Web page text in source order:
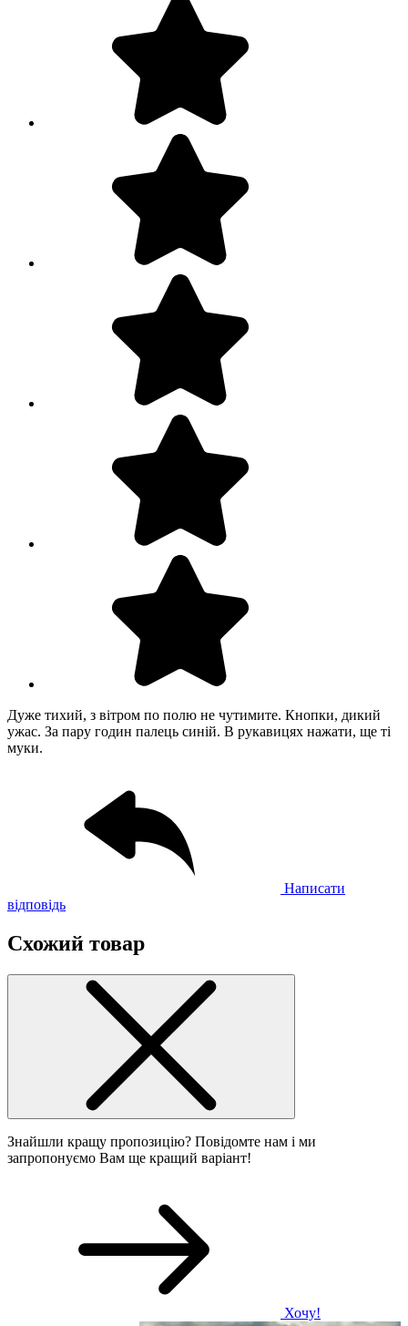
Дуже тихий, з вітром по полю не чутимите. Кнопки, дикий
ужас. За пару годин палець синій. В рукавицях нажати, ще ті
муки.
Написати
відповідь
Схожий товар
Знайшли кращу пропозицію? Повідомте нам і ми
запропонуємо Вам ще кращий варіант!
Хочу!